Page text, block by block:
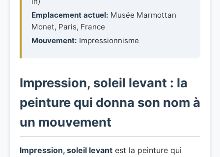
Emplacement actuel: Musée Marmottan
Monet, Paris, France
Mouvement: Impressionnisme
Impression, soleil levant : la
peinture qui donna son nom à
un mouvement
Impression, soleil levant est la peinture qui